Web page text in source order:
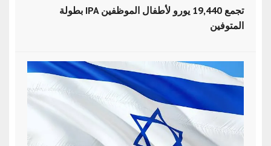
بطولة IPA تجمع 19,440 يورو لأطفال الموظفين
المتوفين